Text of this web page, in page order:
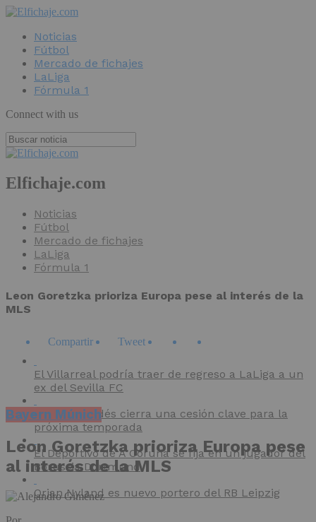
Noticias
Fútbol
Mercado de fichajes
LaLiga
Fórmula 1
Connect with us
Elfichaje.com
Noticias
Fútbol
Mercado de fichajes
LaLiga
Fórmula 1
Leon Goretzka prioriza Europa pese al interés de la
MLS
Compartir Tweet
El Villarreal podría traer de regreso a LaLiga a un
ex del Sevilla FC
El CD Mirandés cierra una cesión clave para la
próxima temporada
El Deportivo de A Coruña se fija en un jugador del
Borussia Dortmund
Orjan Nyland es nuevo portero del RB Leipzig
Bayern Múnich
Leon Goretzka prioriza Europa pese
al interés de la MLS